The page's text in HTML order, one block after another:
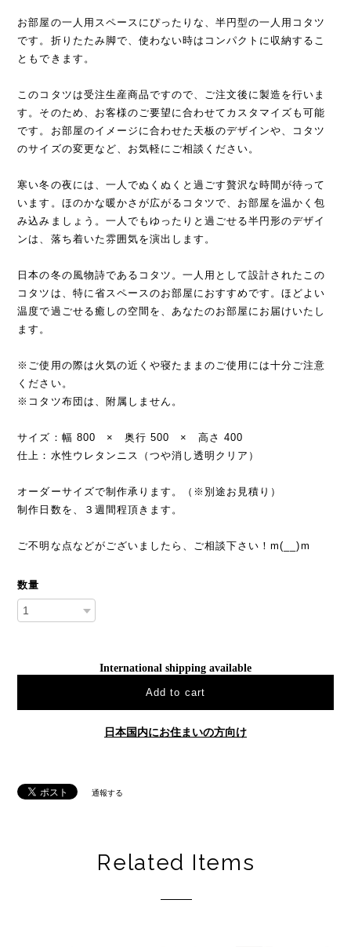
お部屋の一人用スペースにぴったりな、半円型の一人用コタツ
です。折りたたみ脚で、使わない時はコンパクトに収納するこ
ともできます。
このコタツは受注生産商品ですので、ご注文後に製造を行いま
す。そのため、お客様のご要望に合わせてカスタマイズも可能
です。お部屋のイメージに合わせた天板のデザインや、コタツ
のサイズの変更など、お気軽にご相談ください。
寒い冬の夜には、一人でぬくぬくと過ごす贅沢な時間が待って
います。ほのかな暖かさが広がるコタツで、お部屋を温かく包
み込みましょう。一人でもゆったりと過ごせる半円形のデザイ
ンは、落ち着いた雰囲気を演出します。
日本の冬の風物詩であるコタツ。一人用として設計されたこの
コタツは、特に省スペースのお部屋におすすめです。ほどよい
温度で過ごせる癒しの空間を、あなたのお部屋にお届けいたし
ます。
※ご使用の際は火気の近くや寝たままのご使用には十分ご注意
ください。
※コタツ布団は、附属しません。
サイズ：幅 800 × 奥行 500 × 高さ 400
仕上：水性ウレタンニス（つや消し透明クリア）
オーダーサイズで制作承ります。（※別途お見積り）
制作日数を、３週間程頂きます。
ご不明な点などがございましたら、ご相談下さい！m(__)m
数量
International shipping available
Add to cart
日本国内にお住まいの方向け
通報する
Related Items